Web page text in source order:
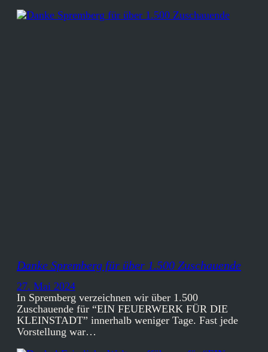
Danke Spremberg für über 1.500 Zuschauende
27. Mai 2024
In Spremberg verzeichnen wir über 1.500
Zuschauende für “EIN FEUERWERK FÜR DIE
KLEINSTADT” innerhalb weniger Tage. Fast jede
Vorstellung war…